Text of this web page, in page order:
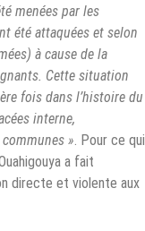
menées par les
été attaquées et selon
à cause de la
Cette situation
fois dans l’histoire du
interne,
». Pour ce qui
a fait
directe et violente aux